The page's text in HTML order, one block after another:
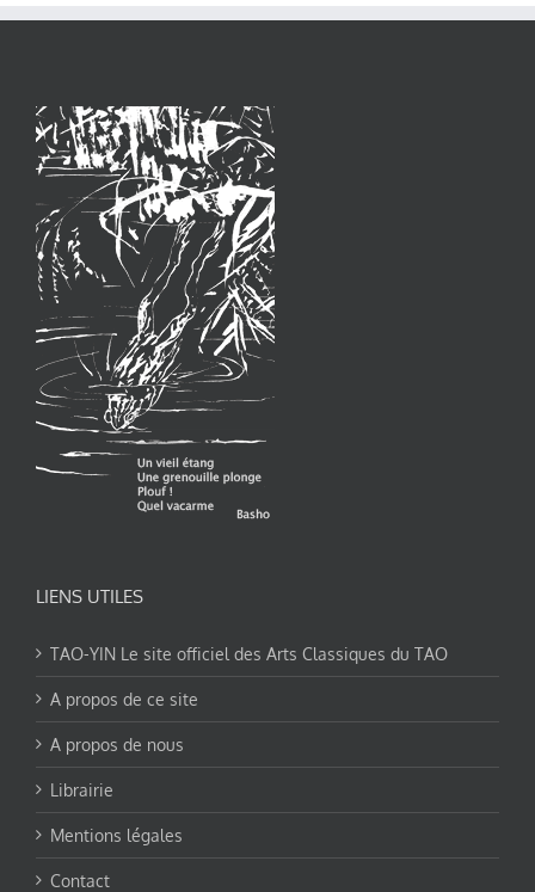
LIENS UTILES
TAO-YIN Le site officiel des Arts Classiques du TAO
A propos de ce site
A propos de nous
Librairie
Mentions légales
Contact